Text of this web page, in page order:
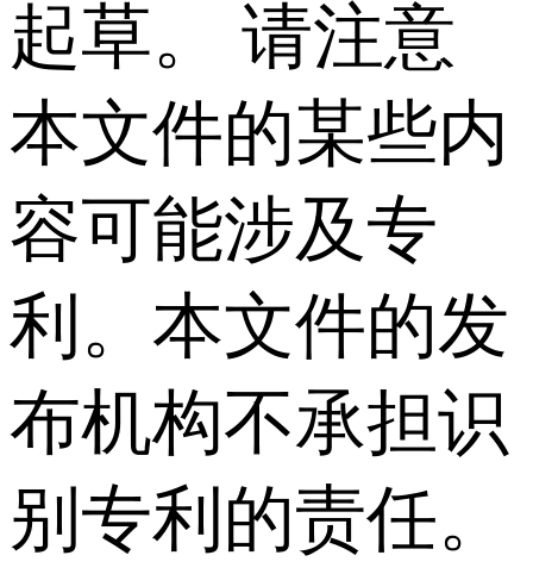
起草。 请注意
本文件的某些内
容可能涉及专
利。本文件的发
布机构不承担识
别专利的责任。